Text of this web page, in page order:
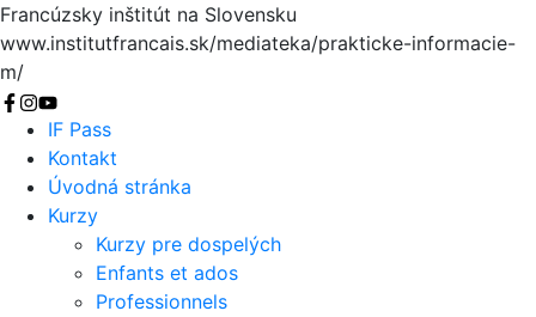
Francúzsky inštitút na Slovensku
www.institutfrancais.sk/mediateka/prakticke-informacie-
m/
Vyhľadať
IF Pass
Kontakt
Úvodná stránka
Kurzy
Kurzy pre dospelých
Enfants et ados
Professionnels